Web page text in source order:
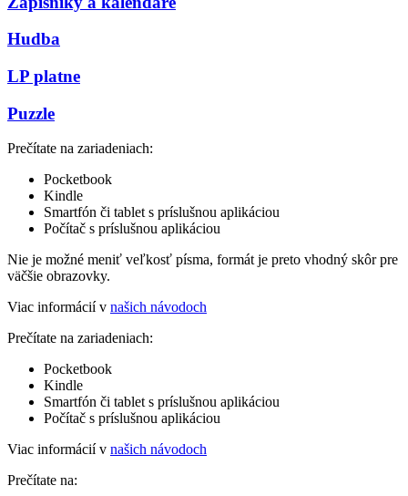
Hudba
LP platne
Puzzle
Prečítate na zariadeniach:
Pocketbook
Kindle
Smartfón či tablet s príslušnou aplikáciou
Počítač s príslušnou aplikáciou
Nie je možné meniť veľkosť písma, formát je preto vhodný skôr pre
väčšie obrazovky.
Viac informácií v našich návodoch
Prečítate na zariadeniach:
Pocketbook
Kindle
Smartfón či tablet s príslušnou aplikáciou
Počítač s príslušnou aplikáciou
Viac informácií v našich návodoch
Prečítate na: